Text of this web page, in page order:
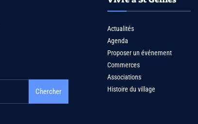
Chercher
Actualités
Agenda
Proposer un événement
Commerces
Associations
Histoire du village